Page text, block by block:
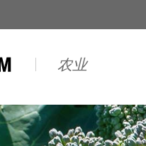
农业